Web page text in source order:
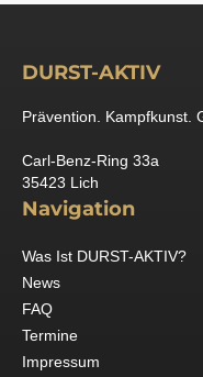
DURST-AKTIV
Prävention. Kampfkunst.
Carl-Benz-Ring 33a
35423 Lich
Navigation
Was Ist DURST-AKTIV?
News
FAQ
Termine
Impressum